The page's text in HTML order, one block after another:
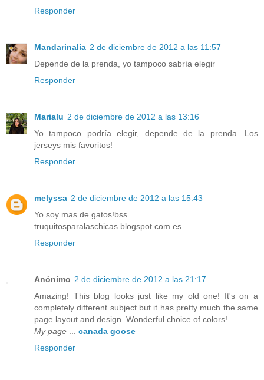
Responder
Mandarinalia 2 de diciembre de 2012 a las 11:57
Depende de la prenda, yo tampoco sabría elegir
Responder
Marialu 2 de diciembre de 2012 a las 13:16
Yo tampoco podría elegir, depende de la prenda. Los
jerseys mis favoritos!
Responder
melyssa 2 de diciembre de 2012 a las 15:43
Yo soy mas de gatos!bss
truquitosparalaschicas.blogspot.com.es
Responder
Anónimo 2 de diciembre de 2012 a las 21:17
Amazing! This blog looks just like my old one! It's on a
completely different subject but it has pretty much the same
page layout and design. Wonderful choice of colors!
My page
canada goose
Responder